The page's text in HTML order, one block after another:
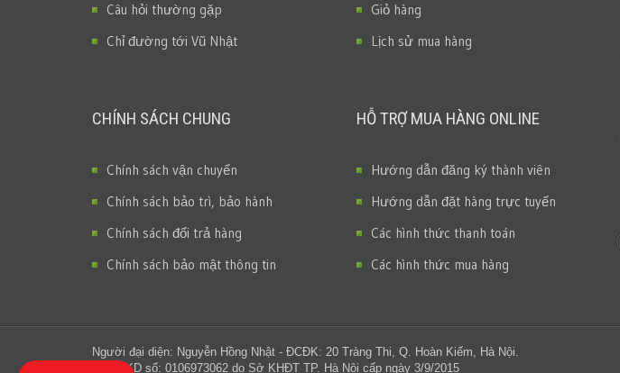
Câu hỏi thường gặp
Chỉ đường tới Vũ Nhật
CHÍNH SÁCH CHUNG
Chính sách vận chuyển
Chính sách bảo trì, bảo hành
Chính sách đổi trả hàng
Chính sách bảo mật thông tin
Giỏ hàng
Lịch sử mua hàng
HỖ TRỢ MUA HÀNG ONLINE
Hướng dẫn đăng ký thành viên
Hướng dẫn đặt hàng trực tuyến
Các hình thức thanh toán
Các hình thức mua hàng
Người đại diện: Nguyễn Hồng Nhật - ĐCĐK: 20 Tràng Thi, Q. Hoàn Kiếm, Hà Nội.
GPĐKKD số: 0106973062 do Sở KHĐT TP. Hà Nội cấp ngày 3/9/2015